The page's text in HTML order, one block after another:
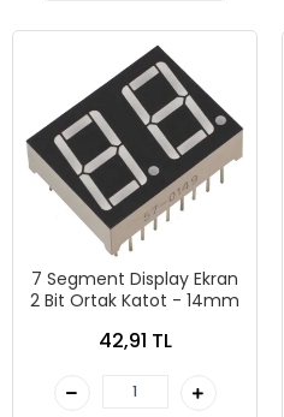
7 Segment Display Ekran
2 Bit Ortak Katot - 14mm
42,91 TL